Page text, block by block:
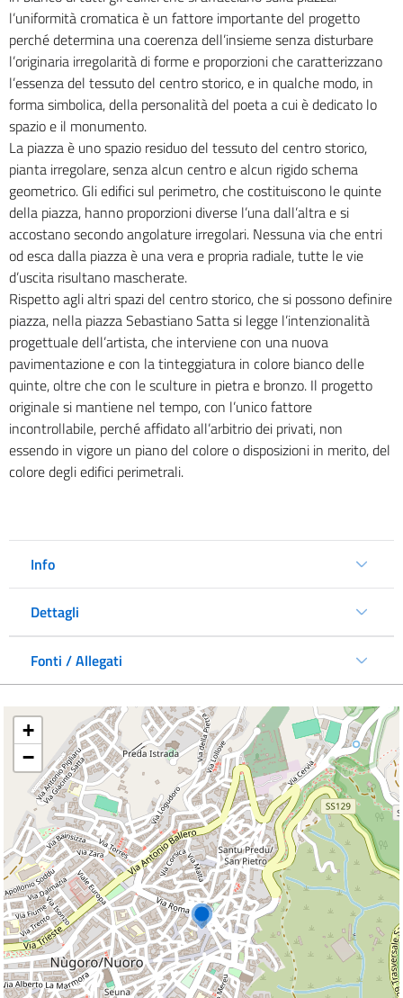
l’uniformità cromatica è un fattore importante del progetto
perché determina una coerenza dell’insieme senza disturbare
l’originaria irregolarità di forme e proporzioni che caratterizzano
l’essenza del tessuto del centro storico, e in qualche modo, in
forma simbolica, della personalità del poeta a cui è dedicato lo
spazio e il monumento.
La piazza è uno spazio residuo del tessuto del centro storico,
pianta irregolare, senza alcun centro e alcun rigido schema
geometrico. Gli edifici sul perimetro, che costituiscono le quinte
della piazza, hanno proporzioni diverse l’una dall’altra e si
accostano secondo angolature irregolari. Nessuna via che entri
od esca dalla piazza è una vera e propria radiale, tutte le vie
d’uscita risultano mascherate.
Rispetto agli altri spazi del centro storico, che si possono definire
piazza, nella piazza Sebastiano Satta si legge l’intenzionalità
progettuale dell’artista, che interviene con una nuova
pavimentazione e con la tinteggiatura in colore bianco delle
quinte, oltre che con le sculture in pietra e bronzo. Il progetto
originale si mantiene nel tempo, con l’unico fattore
incontrollabile, perché affidato all’arbitrio dei privati, non
essendo in vigore un piano del colore o disposizioni in merito, del
colore degli edifici perimetrali.
Info
Dettagli
Fonti / Allegati
+
−